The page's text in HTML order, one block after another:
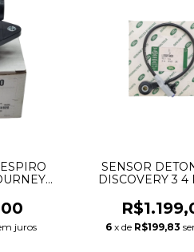
juros
SENSOR
DISCOVERY 3 4
1331300
6 x de R$199,83